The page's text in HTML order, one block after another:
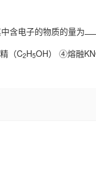
含电子的物质的量为
（C2H5OH） ④熔融